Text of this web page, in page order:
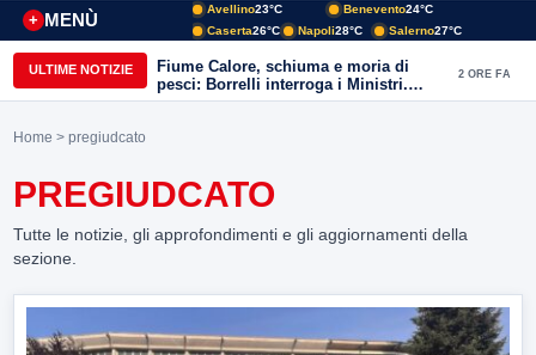
MENÙ
+
Avellino23°C Benevento24°C
Caserta26°C Napoli28°C Salerno27°C
ULTIME NOTIZIE
Fiume Calore, schiuma e moria di
pesci: Borrelli interroga i Ministri.
“Benevento paga l’assenza del
2 ORE FA
Home > pregiudcato
PREGIUDCATO
Tutte le notizie, gli approfondimenti e gli aggiornamenti della
sezione.